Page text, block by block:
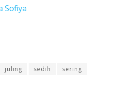
Sofiya
juling sedih sering